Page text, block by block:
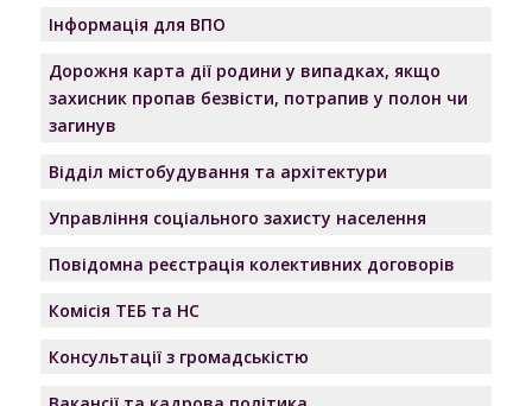
Інформація для ВПО
Дорожня карта дії родини у випадках, якщо
захисник пропав безвісти, потрапив у полон чи
загинув
Відділ містобудування та архітектури
Управління соціального захисту населення
Повідомна реєстрація колективних договорів
Комісія ТЕБ та НС
Консультації з громадськістю